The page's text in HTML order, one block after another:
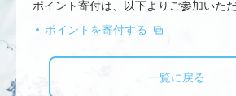
ポイント寄付は、以下よりご参加いただ
ポイントを寄付する
一覧に戻る